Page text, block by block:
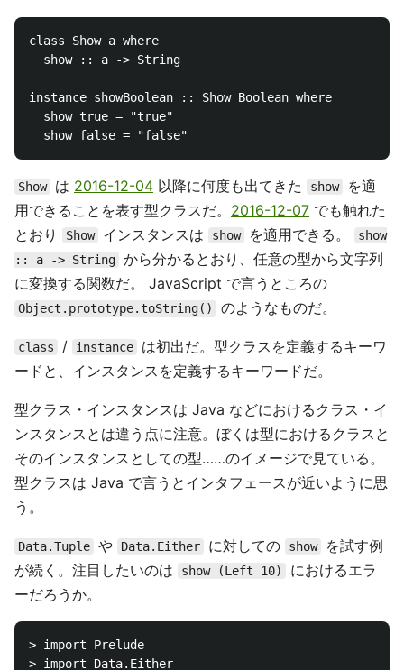
class Show a where
  show :: a -> String
instance showBoolean :: Show Boolean where
  show true = "true"
Show は 2016-12-04 以降に何度も出てきた show
を適
用できることを表す型クラスだ。 2016-12-07 でも触れた
とおり
Show インスタンスは show を適用できる。
show
:: a -> String から分かるとおり、任意の型から文字列
に変換する関数だ。 JavaScript で言うところの
Object.prototype.toString() のようなものだ。
class / instance
は初出だ。型クラスを定義するキーワ
ードと、インスタンスを定義するキーワードだ。
型クラス・インスタンスは Java などにおけるクラス・イ
ンスタンスとは違う点に注意。ぼくは型におけるクラスと
そのインスタンスとしての型……のイメージで見ている。
型クラスは Java で言うとインタフェースが近いように思
う。
Data.Tuple や Data.Either に対しての show
を試す例
が続く。注目したいのは
show (Left 10)
におけるエラ
ーだろうか。
> import Prelude
> import Data.Either